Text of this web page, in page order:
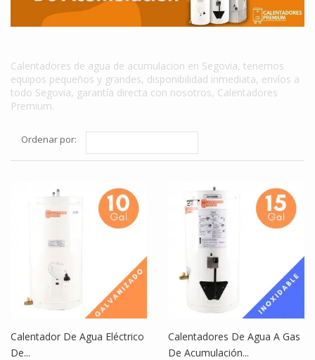
Calentadores de agua de acumulacion en Segovia, tenemos
equipos pequeños y grandes, disponibilidad inmediata, envíos a
todo Segovia, garantía directa con nosotros, Calentadores
Premium.
Ordenar por:
Calentador De Agua Eléctrico
De...
Calentadores De Agua A Gas
De Acumulación...